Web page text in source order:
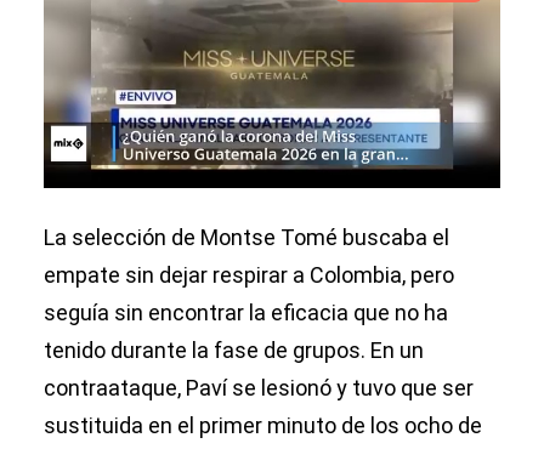
La selección de Montse Tomé buscaba el
empate sin dejar respirar a Colombia, pero
seguía sin encontrar la eficacia que no ha
tenido durante la fase de grupos. En un
contraataque, Paví se lesionó y tuvo que ser
sustituida en el primer minuto de los ocho de